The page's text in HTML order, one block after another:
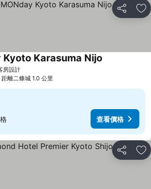
分享 放
房設計查看價格
Karasuma Nijo
距離二條城 1.0 公里
查看價格
分享 放